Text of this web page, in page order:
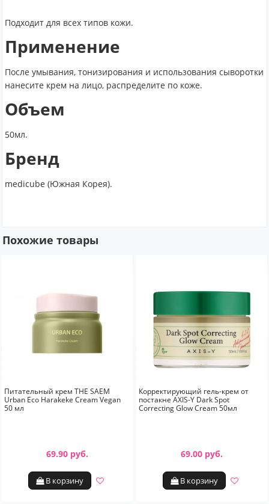
Подходит для всех типов кожи.
Применение
После умывания, тонизирования и использования сыворотки
нанесите крем на лицо, распределите по коже.
Объем
50мл.
Бренд
medicube (Южная Корея).
Похожие товары
Питательный крем THE SAEM
Urban Eco Harakeke Cream Vegan
50 мл
69.90 руб.
В корзину
Корректирующий гель-крем от
постакне AXIS-Y Dark Spot
Correcting Glow Cream 50мл
69.00 руб.
В корзину